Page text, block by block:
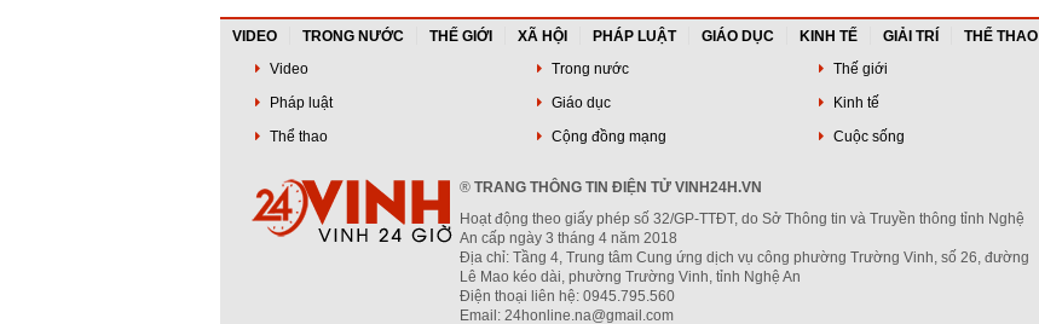
VIDEO TRONG NƯỚC THẾ GIỚI XÃ HỘI PHÁP LUẬT GIÁO DỤC KINH TẾ GIẢI TRÍ THỂ THAO
Video
Trong nước Thế giới
Pháp luật
Giáo dục Kinh tế
Thể thao
Cộng đồng mạng Cuộc sống
® TRANG THÔNG TIN ĐIỆN TỬ VINH24H.VN
Hoạt động theo giấy phép số 32/GP-TTĐT, do Sở Thông tin và Truyền thông tỉnh Nghệ
An cấp ngày 3 tháng 4 năm 2018
Địa chỉ: Tầng 4, Trung tâm Cung ứng dịch vụ công phường Trường Vinh, số 26, đường
Lê Mao kéo dài, phường Trường Vinh, tỉnh Nghệ An
Điện thoại liên hệ: 0945.795.560
Email: 24honline.na@gmail.com